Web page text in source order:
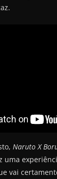
Naruto X
uma
vai